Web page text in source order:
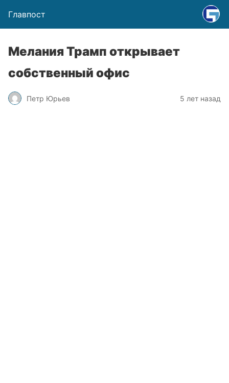
Главпост
Мелания Трамп открывает
собственный офис
Петр Юрьев 5 лет назад